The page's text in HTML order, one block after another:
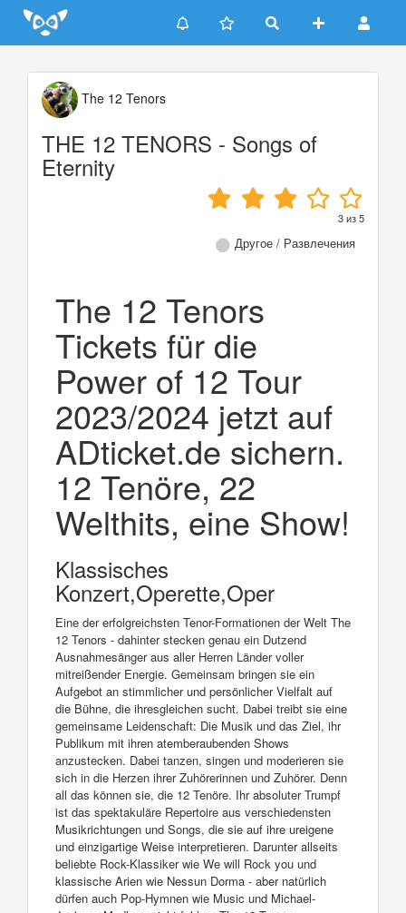
Update cookies preferences
The 12 Tenors
THE 12 TENORS - Songs of
Eternity
3из5
Другое / Развлечения
The 12 Tenors
Tickets für die
Power of 12 Tour
2023/2024 jetzt auf
ADticket.de sichern.
12 Tenöre, 22
Welthits, eine Show!
Klassisches
Konzert,Operette,Oper
Eine der erfolgreichsten Tenor-Formationen der Welt The
12 Tenors - dahinter stecken genau ein Dutzend
Ausnahmesänger aus aller Herren Länder voller
mitreißender Energie. Gemeinsam bringen sie ein
Aufgebot an stimmlicher und persönlicher Vielfalt auf
die Bühne, die ihresgleichen sucht. Dabei treibt sie eine
gemeinsame Leidenschaft: Die Musik und das Ziel, ihr
Publikum mit ihren atemberaubenden Shows
anzustecken. Dabei tanzen, singen und moderieren sie
sich in die Herzen ihrer Zuhörerinnen und Zuhörer. Denn
all das können sie, die 12 Tenöre. Ihr absoluter Trumpf
ist das spektakuläre Repertoire aus verschiedensten
Musikrichtungen und Songs, die sie auf ihre ureigene
und einzigartige Weise interpretieren. Darunter allseits
beliebte Rock-Klassiker wie We will Rock you und
klassische Arien wie Nessun Dorma - aber natürlich
dürfen auch Pop-Hymnen wie Music und Michael-